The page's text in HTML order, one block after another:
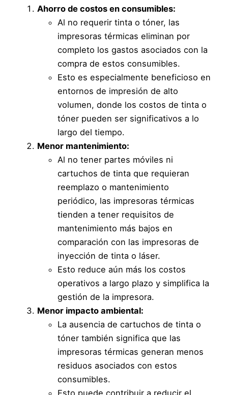
Ahorro de costos en consumibles:
Al no requerir tinta o tóner, las
impresoras térmicas eliminan por
completo los gastos asociados con la
compra de estos consumibles.
Esto es especialmente beneficioso en
entornos de impresión de alto
volumen, donde los costos de tinta o
tóner pueden ser significativos a lo
largo del tiempo.
Menor mantenimiento:
Al no tener partes móviles ni
cartuchos de tinta que requieran
reemplazo o mantenimiento
periódico, las impresoras térmicas
tienden a tener requisitos de
mantenimiento más bajos en
comparación con las impresoras de
inyección de tinta o láser.
Esto reduce aún más los costos
operativos a largo plazo y simplifica la
gestión de la impresora.
Menor impacto ambiental:
La ausencia de cartuchos de tinta o
tóner también significa que las
impresoras térmicas generan menos
residuos asociados con estos
consumibles.